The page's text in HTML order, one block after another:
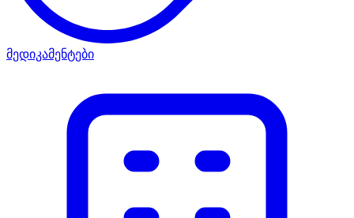
მედიკამენტები